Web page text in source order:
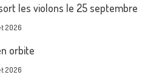
les violons le 25 septembre
2026
orbite
2026